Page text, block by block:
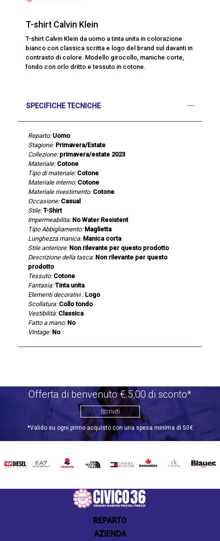
T-shirt Calvin Klein
T-shirt Calvin Klein da uomo a tinta unita in colorazione
bianco con classica scritta e logo del brand sul davanti in
contrasto di colore. Modello girocollo, maniche corte,
fondo con orlo dritto e tessuto in cotone.
SPECIFICHE TECNICHE
Reparto: Uomo
Stagione: Primavera/Estate
Collezione: primavera/estate 2023
Materiale: Cotone
Tipo di materiale: Cotone
Materiale interno: Cotone
Materiale rivestimento: Cotone
Occasione: Casual
Stile: T-Shirt
Impermeabilita: No Water Resistent
Tipo Abbigliamento: Maglietta
Lunghezza manica: Manica corta
Stile anteriore: Non rilevante per questo prodotto
Descrizione della tasca: Non rilevante per questo
prodotto
Tessuto: Cotone
Fantasia: Tinta unita
Elementi decorativi : Logo
Scollatura: Collo tondo
Vestibilità: Classica
Fatto a mano: No
Vintage: No
Offerta di benvenuto €.5,00 di sconto*
Iscriviti
*Valido su ogni primo acquisto con una spesa minima di 50€
DIESEL EA7 INVICTATHE
TOMMY
DSQUARED2
CALVIN BLAUER
REPARTO
AZIENDA